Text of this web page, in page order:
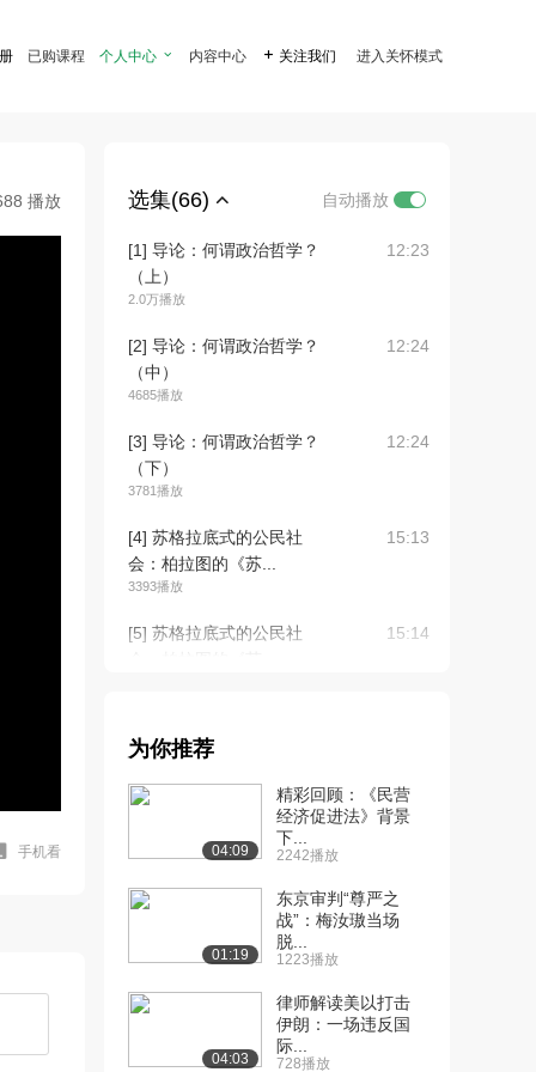
已购课程 个人中心  内容中心  关注我们 进入关怀模式
播放
手机看
选集(66) 自动播放
[1] 导论：何谓政治哲学？
（上）
2.0万播放
12:23
[2] 导论：何谓政治哲学？
（中）
4685播放
12:24
[3] 导论：何谓政治哲学？
（下）
3781播放
12:24
[4] 苏格拉底式的公民社
会：柏拉图的《苏...
3393播放
15:13
[5] 苏格拉底式的公民社
15:14
会：柏拉图的《苏...
[7] 苏格拉底式的公民社
会：柏拉图的《克...
15:46
[8] 苏格拉底式的公民社
会：柏拉图的《克...
15:55
[9] 苏格拉底式的公民社
1691播放
15:44
为你推荐
04:09
精彩回顾：《民营
经济促进法》背景
下...
2242播放
01:19
东京审判“尊严之
战”：梅汝璈当场
脱...
1223播放
04:03
律师解读美以打击
伊朗：一场违反国
际...
728播放